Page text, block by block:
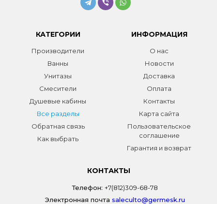
КАТЕГОРИИ
Производители
Ванны
Унитазы
Смесители
Душевые кабины
Все разделы
Обратная связь
Как выбрать
ИНФОРМАЦИЯ
О нас
Новости
Доставка
Оплата
Контакты
Карта сайта
Пользовательское
соглашение
Гарантия и возврат
КОНТАКТЫ
Телефон: +7(812)309-68-78
Электронная почта saleculto@germesk.ru